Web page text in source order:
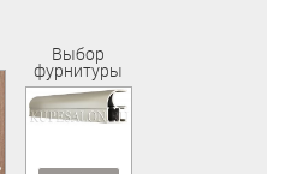
Выбор
фурнитуры